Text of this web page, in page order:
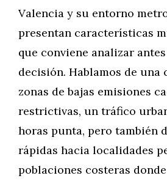
Valencia y su entorno
presentan características
que conviene analizar
decisión. Hablamos de una
zonas de bajas emisiones
restrictivas, un tráfico
horas punta, pero también
rápidas hacia localidades
poblaciones costeras